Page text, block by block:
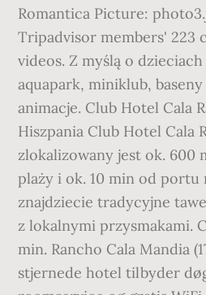
Romantica Picture:
Tripadvisor members' 223
videos. Z myślą o
aquapark, miniklub,
animacje. Club Hotel Cala
Hiszpania Club Hotel Cala
zlokalizowany jest ok. 600
plaży i ok. 10 min od portu
znajdziecie tradycyjne
z lokalnymi przysmakami.
min. Rancho Cala Mandia
stjernede hotel tilbyder